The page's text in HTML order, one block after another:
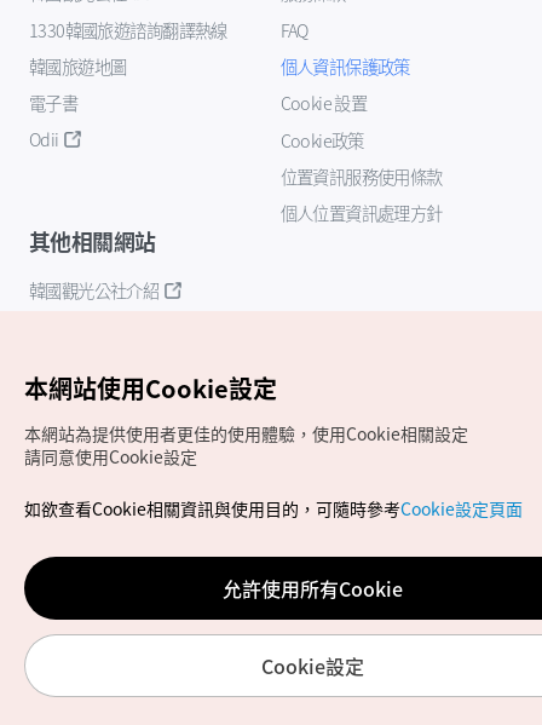
1330韓國旅遊諮詢翻譯熱線
韓國旅遊地圖
電子書
Odii
FAQ
個人資訊保護政策
Cookie 設置
Cookie政策
位置資訊服務使用條款
個人位置資訊處理方針
其他相關網站
韓國觀光公社介紹
Copyrights (c) 韓國觀光公社版權所有
如有相關疑問或建議，歡迎來信至官方信箱
chinese_big5@knto.or.kr
本網站使用Cookie設定
本網站為提供使用者更佳的使用體驗，使用Cookie相關設定
請同意使用Cookie設定
如欲查看Cookie相關資訊與使用目的，可隨時參考Cookie設定頁面
允許使用所有Cookie
Cookie設定